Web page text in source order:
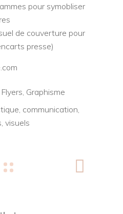
pour symobliser
de couverture pour
presse)
Flyers, Graphisme
communication,
visuels